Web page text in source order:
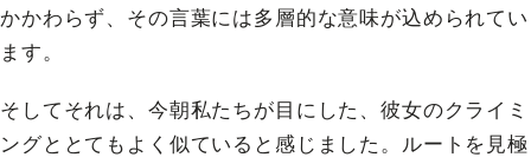
かかわらず、その言葉には多層的な意味が込められてい
ます。
そしてそれは、今朝私たちが目にした、彼女のクライミ
ングととてもよく似ていると感じました。ルートを見極